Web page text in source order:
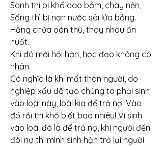
Sanh thì bị khổ dao bằm, chày nện,
Sống thì bị nạn nước sôi lửa bỏng.
Hằng chứa oán thù, thay nhau ăn
nuốt.
Khi đó mới hối hận, học đạo không có
nhân.
Có nghĩa là khi mất thân người, do
nghiệp xấu đã tạo chúng ta phải sinh
vào loài này, loài kia để trả nợ. Vào
đó rồi thì khổ biết bao nhiêu! Vì sinh
vào loài đó là để trả nợ, khi người đến
đòi nợ thì mình sinh hận trở lại người